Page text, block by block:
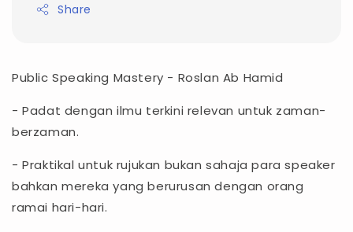
Share
Public Speaking Mastery - Roslan Ab Hamid
- Padat dengan ilmu terkini relevan untuk zaman-
berzaman.
- Praktikal untuk rujukan bukan sahaja para speaker
bahkan mereka yang berurusan dengan orang
ramai hari-hari.